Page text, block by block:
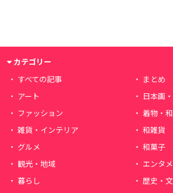
カテゴリー
すべての記事
まとめ
アート
日本画
ファッション
着物・
雑貨・インテリア
和雑貨
グルメ
和菓子
観光・地域
エンタメ
暮らし
歴史・